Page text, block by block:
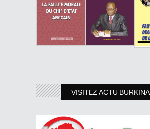
VISITEZ ACTU BURKINA